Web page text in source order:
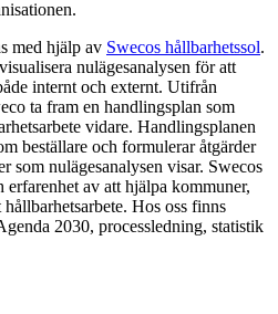
med hjälp av Swecos hållbarhetssol.
nulägesanalysen för att
internt och externt. Utifrån
ta fram en handlingsplan som
vidare. Handlingsplanen
beställare och formulerar åtgärder
som nulägesanalysen visar. Swecos
av att hjälpa kommuner,
Hos oss finns
2030, processledning, statistik